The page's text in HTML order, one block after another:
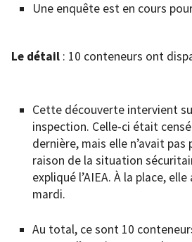
Une enquête est en cours
Le détail : 10 conteneurs ont
Cette découverte intervient
inspection. Celle-ci était
dernière, mais elle n’avait
raison de la situation
expliqué l’AIEA. À la place,
mardi.
Au total, ce sont 10